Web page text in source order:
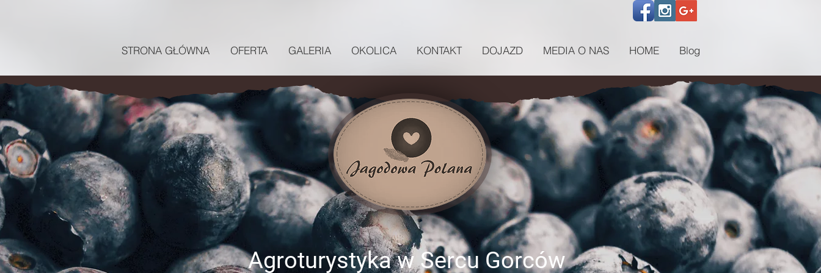
STRONA GŁÓWNA OFERTA GALERIA OKOLICA KONTAKT DOJAZD MEDIA O NAS HOME Blog
Agroturystyka w Sercu Gorców